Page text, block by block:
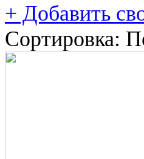
+ Добавить
Сортировка: